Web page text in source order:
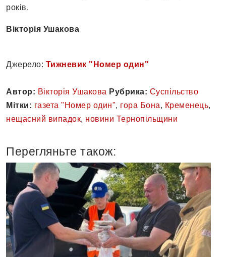
років.
Вікторія Ушакова
Джерело: Тижневик "Номер один"
Автор: Вікторія Ушакова Рубрика: Суспільство
Мітки: газета "Номер один", гора Бона, Кременець,
нещасний випадок, новини Тернопільщини
Перегляньте також: